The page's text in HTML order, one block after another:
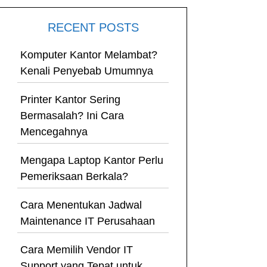
RECENT POSTS
Komputer Kantor Melambat?
Kenali Penyebab Umumnya
Printer Kantor Sering
Bermasalah? Ini Cara
Mencegahnya
Mengapa Laptop Kantor Perlu
Pemeriksaan Berkala?
Cara Menentukan Jadwal
Maintenance IT Perusahaan
Cara Memilih Vendor IT